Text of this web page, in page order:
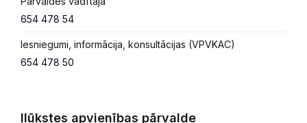
654 478 54
Iesniegumi, informācija, konsultācijas (VPVKAC)
654 478 50
Ilūkstes apvienības pārvalde